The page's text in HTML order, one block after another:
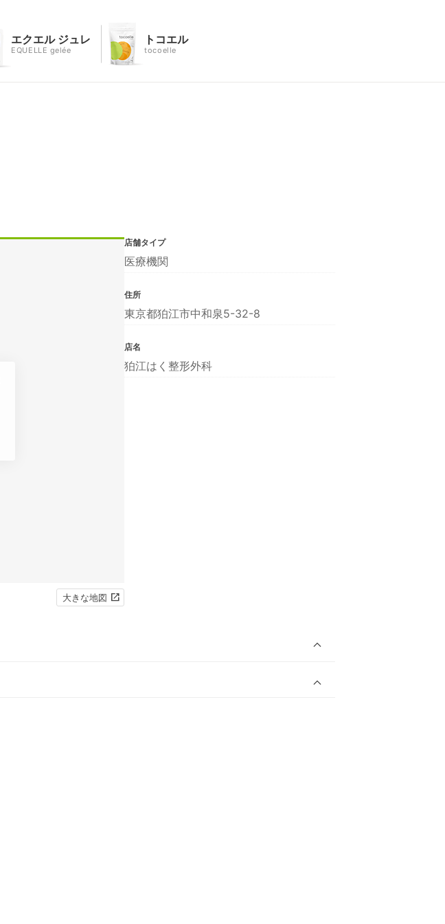
エクエル ジュレ
EQUELLE gelée
トコエル
tocoelle
大きな地図
店舗タイプ
医療機関
住所
東京都狛江市中和泉5-32-8
店名
狛江はく整形外科